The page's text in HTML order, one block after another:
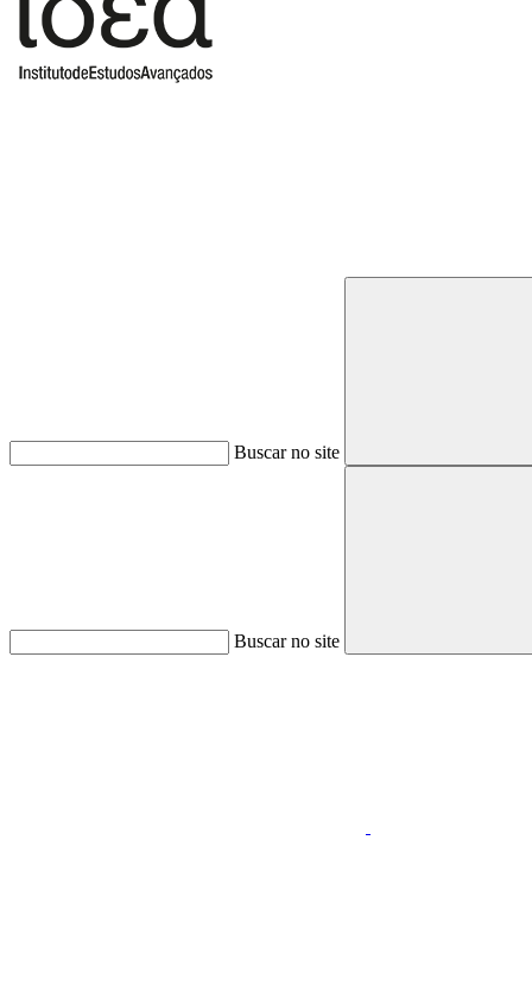
Buscar no site
Buscar no site